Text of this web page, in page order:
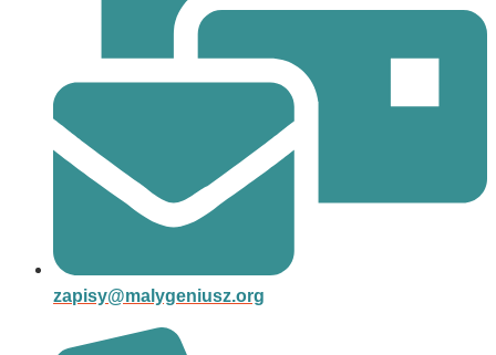
zapisy@malygeniusz.org